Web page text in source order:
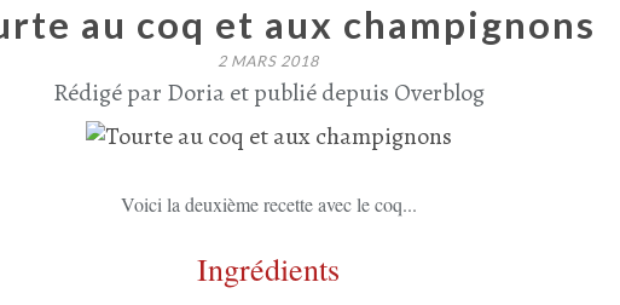
au coq et aux champignons
2 MARS 2018
Rédigé par Doria et publié depuis Overblog
Voici la deuxième recette avec le coq...
Ingrédients